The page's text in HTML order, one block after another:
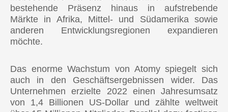
bestehende Präsenz hinaus in aufstrebende
Märkte in Afrika, Mittel- und Südamerika sowie
anderen Entwicklungsregionen expandieren
möchte.
Das enorme Wachstum von Atomy spiegelt sich
auch in den Geschäftsergebnissen wider. Das
Unternehmen erzielte 2022 einen Jahresumsatz
von 1,4 Billionen US-Dollar und zählte weltweit